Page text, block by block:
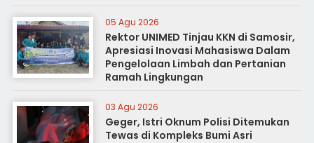
05 Agu 2026
Rektor UNIMED Tinjau KKN di Samosir,
Apresiasi Inovasi Mahasiswa Dalam
Pengelolaan Limbah dan Pertanian
Ramah Lingkungan
03 Agu 2026
Geger, Istri Oknum Polisi Ditemukan
Tewas di Kompleks Bumi Asri